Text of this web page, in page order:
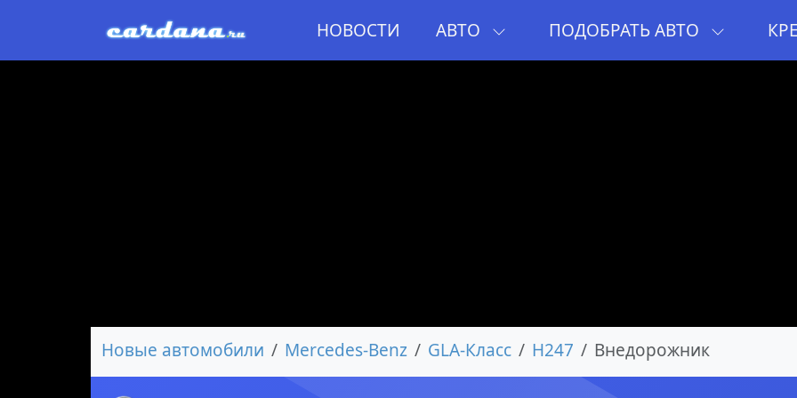
НОВОСТИ АВТО ПОДОБРАТЬ АВТО
Новые автомобили Mercedes-Benz GLA-Класс H247 Внедорожник